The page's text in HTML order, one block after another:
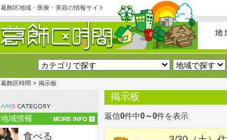
葛飾区地域・医療・美容の情報サイト
葛飾区時間 > 掲示板
地域情報
食べる
掲示板
返信0件中0～0件を表示